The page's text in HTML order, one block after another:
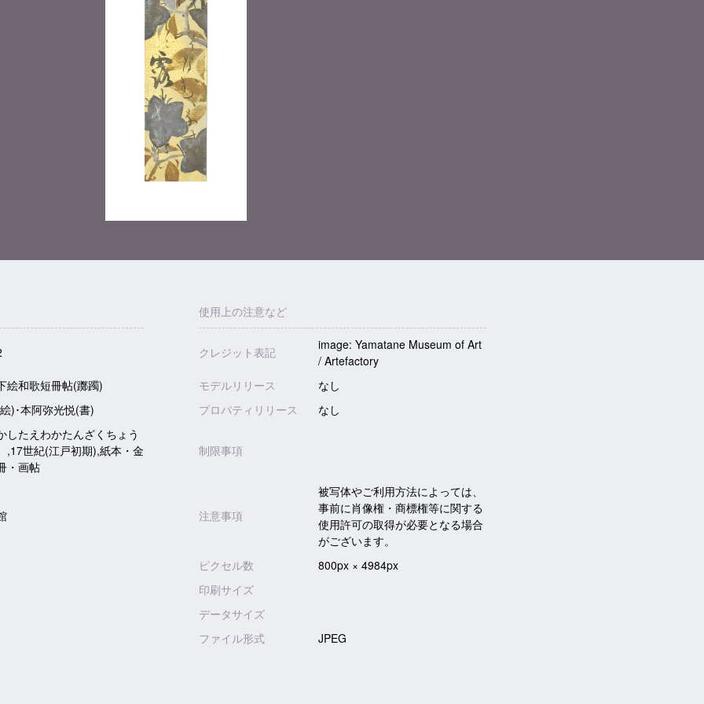
使用上の注意など
クレジット表記
image: Yamatane Museum of Art
/ Artefactory
絵和歌短冊帖(躑躅)
モデルリリース
なし
)･本阿弥光悦(書)
プロパティリリース
なし
したえわかたんざくちょう
,17世紀(江戸初期),紙本・金
・画帖
制限事項
注意事項
被写体やご利用方法によっては、
事前に肖像権・商標権等に関する
使用許可の取得が必要となる場合
がございます。
ピクセル数
800px × 4984px
印刷サイズ
データサイズ
ファイル形式
JPEG